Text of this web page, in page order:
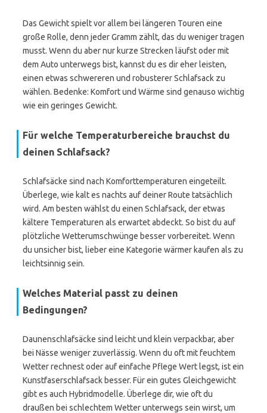
Das Gewicht spielt vor allem bei längeren Touren eine
große Rolle, denn jeder Gramm zählt, das du weniger tragen
musst. Wenn du aber nur kurze Strecken läufst oder mit
dem Auto unterwegs bist, kannst du es dir eher leisten,
einen etwas schwereren und robusterer Schlafsack zu
wählen. Bedenke: Komfort und Wärme sind genauso wichtig
wie ein geringes Gewicht.
Für welche Temperaturbereiche brauchst du
deinen Schlafsack?
Schlafsäcke sind nach Komforttemperaturen eingeteilt.
Überlege, wie kalt es nachts auf deiner Route tatsächlich
wird. Am besten wählst du einen Schlafsack, der etwas
kältere Temperaturen als erwartet abdeckt. So bist du auf
plötzliche Wetterumschwünge besser vorbereitet. Wenn
du unsicher bist, lieber eine Kategorie wärmer kaufen als zu
leichtsinnig sein.
Welches Material passt zu deinen
Bedingungen?
Daunenschlafsäcke sind leicht und klein verpackbar, aber
bei Nässe weniger zuverlässig. Wenn du oft mit feuchtem
Wetter rechnest oder auf einfache Pflege Wert legst, ist ein
Kunstfaserschlafsack besser. Für ein gutes Gleichgewicht
gibt es auch Hybridmodelle. Überlege dir, wie oft du
draußen bei schlechtem Wetter unterwegs sein wirst, um